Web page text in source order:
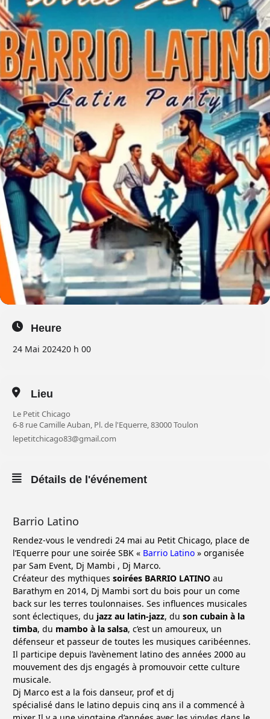
Heure
24 Mai 202420 h 00
Lieu
Le Petit Chicago
6-8 rue Camille Auban, Pl. de l'Equerre, 83000 Toulon
lepetitchicago83@gmail.com
Détails de l'événement
Barrio Latino
Rendez-vous le vendredi 24 mai au Petit Chicago, place de
l’Equerre pour une soirée SBK « Barrio Latino » organisée
par Sam Event, Dj Mambi , Dj Marco.
Créateur des mythiques soirées BARRIO LATINO au
Barathym en 2014, Dj Mambi sort du bois pour un come
back sur les terres toulonnaises. Ses influences musicales
sont éclectiques, du jazz au latin-jazz, du son cubain à la
timba, du mambo à la salsa, c’est un amoureux, un
défenseur et passeur de toutes les musiques caribéennes.
Il participe depuis l’avènement latino des années 2000 au
mouvement des djs engagés à promouvoir cette culture
musicale.
Dj Marco est a la fois danseur, prof et dj
spécialisé dans le latino depuis cinq ans il a commencé à